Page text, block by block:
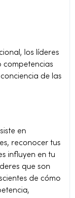
los líderes
competencias
de las
en
reconocer tus
influyen en tu
que son
de cómo